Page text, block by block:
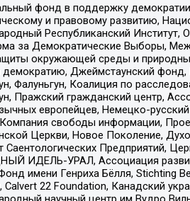
фонд в поддержку
и правовому развитию,
Республиканский Институт,
за Демократические Выборы,
окружающей среды и
Джеймстаунский фонд,
Фалуньгун, Коалиция по
Пражский гражданский центр,
европейцев, Немецко-
свободы информации,
Церкви, Новое Поколение,
Саентологических Предприятий,
ИДЕЛЬ-УРАЛ, Ассоциация
имени Генриха Бёлля, Stichting
Calvert 22 Foundation, Канадский